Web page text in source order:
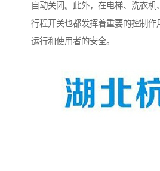
自动关闭。此外，在电梯、洗衣机
行程开关也都发挥着重要的控制作
运行和使用者的安全。